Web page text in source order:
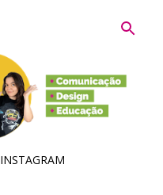
INSTAGRAM